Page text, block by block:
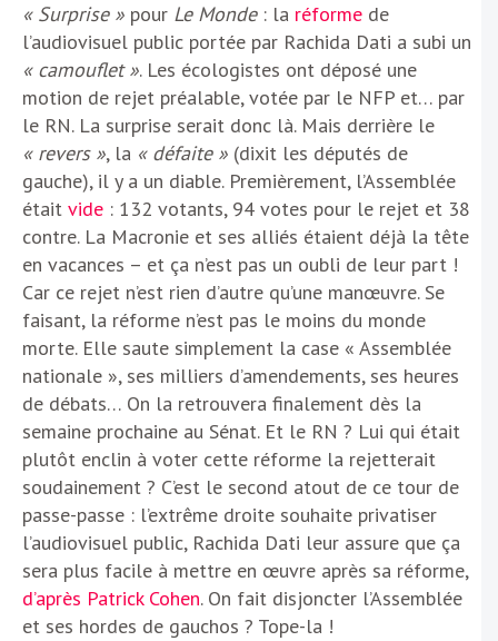
« Surprise » pour Le Monde: la réforme de
l’audiovisuel public portée par Rachida Dati a subi un
« camouflet ». Les écologistes ont déposé une
motion de rejet préalable, votée par le NFP et… par
le RN. La surprise serait donc là. Mais derrière le
« revers », la « défaite » (dixit les députés de
gauche), il y a un diable. Premièrement, l’Assemblée
était vide : 132 votants, 94 votes pour le rejet et 38
contre. La Macronie et ses alliés étaient déjà la tête
en vacances – et ça n’est pas un oubli de leur part !
Car ce rejet n’est rien d’autre qu’une manœuvre. Se
faisant, la réforme n’est pas le moins du monde
morte. Elle saute simplement la case « Assemblée
nationale », ses milliers d’amendements, ses heures
de débats… On la retrouvera finalement dès la
semaine prochaine au Sénat. Et le RN ? Lui qui était
plutôt enclin à voter cette réforme la rejetterait
soudainement ? C’est le second atout de ce tour de
passe-passe : l’extrême droite souhaite privatiser
l’audiovisuel public, Rachida Dati leur assure que ça
sera plus facile à mettre en œuvre après sa réforme,
d’après Patrick Cohen. On fait disjoncter l’Assemblée
et ses hordes de gauchos ? Tope-la !